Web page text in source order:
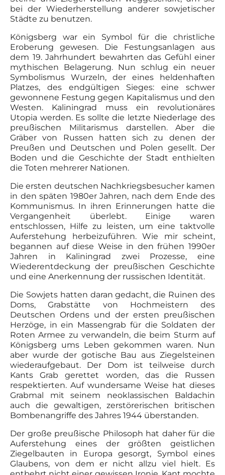
bei der Wiederherstellung anderer sowjetischer
Städte zu benutzen.
Königsberg war ein Symbol für die christliche
Eroberung gewesen. Die Festungsanlagen aus
dem 19. Jahrhundert bewahrten das Gefühl einer
mythischen Belagerung. Nun schlug ein neuer
Symbolismus Wurzeln, der eines heldenhaften
Platzes, des endgültigen Sieges: eine schwer
gewonnene Festung gegen Kapitalismus und den
Westen. Kaliningrad muss ein revolutionäres
Utopia werden. Es sollte die letzte Niederlage des
preußischen Militarismus darstellen. Aber die
Gräber von Russen hatten sich zu denen der
Preußen und Deutschen und Polen gesellt. Der
Boden und die Geschichte der Stadt enthielten
die Toten mehrerer Nationen.
Die ersten deutschen Nachkriegsbesucher kamen
in den späten 1980er Jahren, nach dem Ende des
Kommunismus. In ihren Erinnerungen hatte die
Vergangenheit überlebt. Einige waren
entschlossen, Hilfe zu leisten, um eine taktvolle
Auferstehung herbeizuführen. Wie mir scheint,
begannen auf diese Weise in den frühen 1990er
Jahren in Kaliningrad zwei Prozesse, eine
Wiederentdeckung der preußischen Geschichte
und eine Anerkennung der russischen Identität.
Die Sowjets hatten daran gedacht, die Ruinen des
Doms, Grabstätte von Hochmeistern des
Deutschen Ordens und der ersten preußischen
Herzöge, in ein Massengrab für die Soldaten der
Roten Armee zu verwandeln, die beim Sturm auf
Königsberg ums Leben gekommen waren. Nun
aber wurde der gotische Bau aus Ziegelsteinen
wiederaufgebaut. Der Dom ist teilweise durch
Kants Grab gerettet worden, das die Russen
respektierten. Auf wundersame Weise hat dieses
Grabmal mit seinem neoklassischen Baldachin
auch die gewaltigen, zerstörerischen britischen
Bombenangriffe des Jahres 1944 überstanden.
Der große preußische Philosoph hat daher für die
Auferstehung eines der größten geistlichen
Ziegelbauten in Europa gesorgt, Symbol eines
Glaubens, von dem er nicht allzu viel hielt. Es